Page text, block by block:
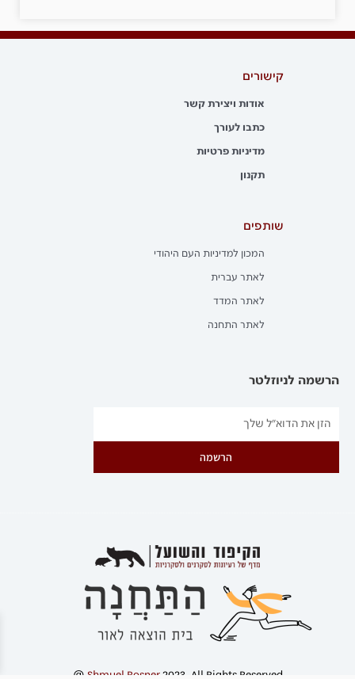
קישורים
אודות ויצירת קשר
כתבו לעורך
מדיניות פרטיות
תקנון
שותפים
המכון למדיניות העם היהודי
לאתר עברית
לאתר המדד
לאתר התחנה
הרשמה לניוזלטר
הרשמה
@ Shmuel Rosner2023. All Rights Reserved